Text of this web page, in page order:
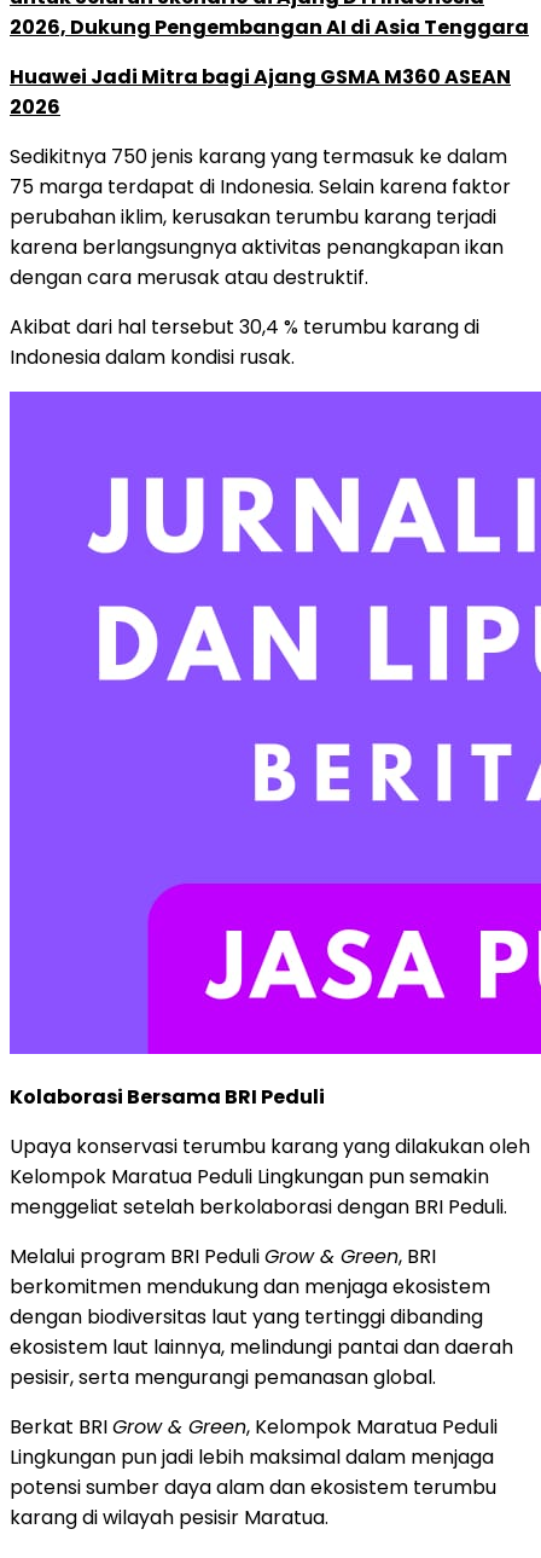
2026, Dukung Pengembangan AI di Asia Tenggara
Huawei Jadi Mitra bagi Ajang GSMA M360 ASEAN
2026
Sedikitnya 750 jenis karang yang termasuk ke dalam
75 marga terdapat di Indonesia. Selain karena faktor
perubahan iklim, kerusakan terumbu karang terjadi
karena berlangsungnya aktivitas penangkapan ikan
dengan cara merusak atau destruktif.
Akibat dari hal tersebut 30,4 % terumbu karang di
Indonesia dalam kondisi rusak.
Kolaborasi Bersama BRI Peduli
Upaya konservasi terumbu karang yang dilakukan oleh
Kelompok Maratua Peduli Lingkungan pun semakin
menggeliat setelah berkolaborasi dengan BRI Peduli.
Melalui program BRI PeduliGrow & Green, BRI
berkomitmen mendukung dan menjaga ekosistem
dengan biodiversitas laut yang tertinggi dibanding
ekosistem laut lainnya, melindungi pantai dan daerah
pesisir, serta mengurangi pemanasan global.
Berkat BRIGrow & Green, Kelompok Maratua Peduli
Lingkungan pun jadi lebih maksimal dalam menjaga
potensi sumber daya alam dan ekosistem terumbu
karang di wilayah pesisir Maratua.